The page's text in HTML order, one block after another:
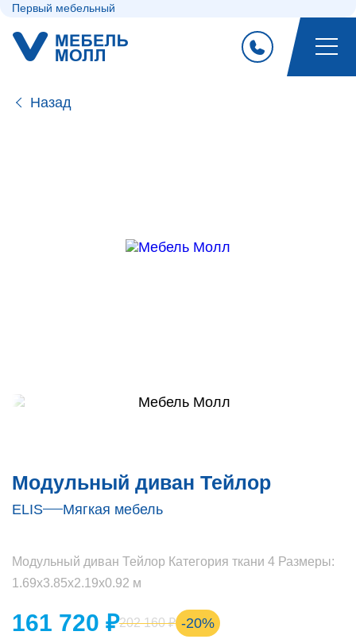
Первый мебельный
Назад
Модульный диван Тейлор
ELIS Мягкая мебель
Модульный диван Тейлор Категория ткани 4 Размеры:
1.69х3.85х2.19х0.92 м
161 720 ₽202 160 ₽ -20%